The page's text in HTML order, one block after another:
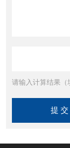
请输入计算结果（